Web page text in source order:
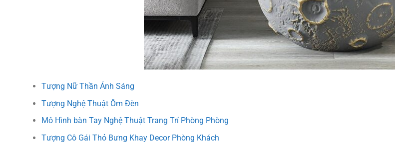
Tượng Nữ Thần Ánh Sáng
Tượng Nghệ Thuật Ôm Đèn
Mô Hình bàn Tay Nghệ Thuật Trang Trí Phòng Phòng
Tượng Cô Gái Thỏ Bưng Khay Decor Phòng Khách